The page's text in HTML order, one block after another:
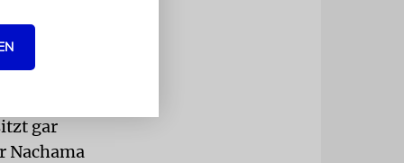
mal in
gar
Nachama